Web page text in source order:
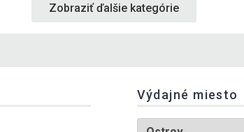
Zobraziť ďalšie kategórie
Výdajné miesto